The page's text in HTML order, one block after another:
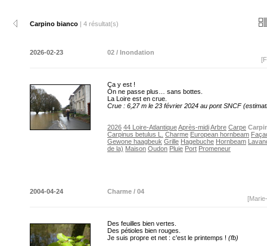
Carpino bianco | 4 résultat(s)
2026-02-23
02 / Inondation
Ça y est !
On ne passe plus… sans bottes.
La Loire est en crue.
Crue : 6,27 m le 23 février 2024 au pont SNCF
2026 44 Loire-AtlantiqueAprès-midiArbre Carpe
Carpinus betulus L.
Charme European hornbeam
Gewone haagbeuk Grille Hagebuche Hornbeam
de la) Maison Oudon Pluie Port Promeneur
2004-04-24
Charme / 04
Des feuilles bien vertes.
Des pétioles bien rouges.
Je suis propre et net : c'est le printemps ! (fb)